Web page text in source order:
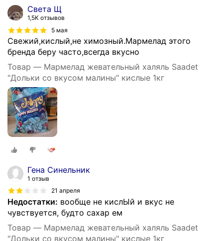
Света Щ
1,5K отзывов
5 мая
Свежий,кислый,не химозный.Мармелад этого
бренда беру часто,всегда вкусно
Товар — Мармелад жевательный халяль Saadet
"Дольки со вкусом малины" кислые 1кг
Гена Синельник
1 отзыв
21 апреля
Недостатки: вообще не кислЫй и вкус не
чувствуется, будто сахар ем
Товар — Мармелад жевательный халяль Saadet
"Дольки со вкусом малины" кислые 1кг